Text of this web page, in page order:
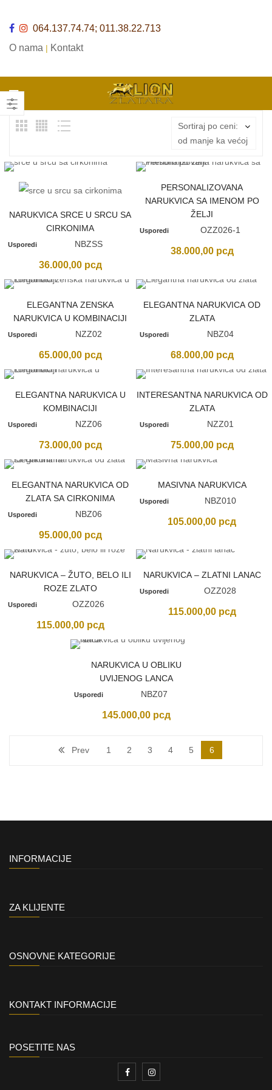
064.137.74.74; 011.38.22.713
O nama | Kontakt
Sortiraj po ceni:
od manje ka većoj
NARUKVICA SRCE U SRCU SA
CIRKONIMA
Usporedi NBZSS
36.000,00 рсд
PERSONALIZOVANA
NARUKVICA SA IMENOM PO
ŽELJI
Usporedi OZZ026-1
38.000,00 рсд
ELEGANTNA ZENSKA
NARUKVICA U KOMBINACIJI
Usporedi NZZ02
65.000,00 рсд
ELEGANTNA NARUKVICA OD
ZLATA
Usporedi NBZ04
68.000,00 рсд
ELEGANTNA NARUKVICA U
KOMBINACIJI
Usporedi NZZ06
73.000,00 рсд
INTERESANTNA NARUKVICA OD
ZLATA
Usporedi NZZ01
75.000,00 рсд
ELEGANTNA NARUKVICA OD
ZLATA SA CIRKONIMA
Usporedi NBZ06
95.000,00 рсд
MASIVNA NARUKVICA
Usporedi NBZ010
105.000,00 рсд
NARUKVICA – ŽUTO, BELO ILI
ROZE ZLATO
Usporedi OZZ026
115.000,00 рсд
NARUKVICA – ZLATNI LANAC
Usporedi OZZ028
115.000,00 рсд
NARUKVICA U OBLIKU
UVIJENOG LANCA
Usporedi NBZ07
145.000,00 рсд
Prev 1 2 3 4 5 6
INFORMACIJE
ZA KLIJENTE
OSNOVNE KATEGORIJE
KONTAKT INFORMACIJE
POSETITE NAS